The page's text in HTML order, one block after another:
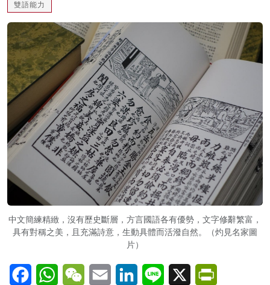
雙語能力
中文簡練精緻，沒有歷史斷層，方言國語各有優勢，文字修辭繁富，
具有對稱之美，且充滿詩意，生動具體而活潑自然。（灼見名家圖
片）
FacebookWhatsAppWeChatEmail LinkedInLine X